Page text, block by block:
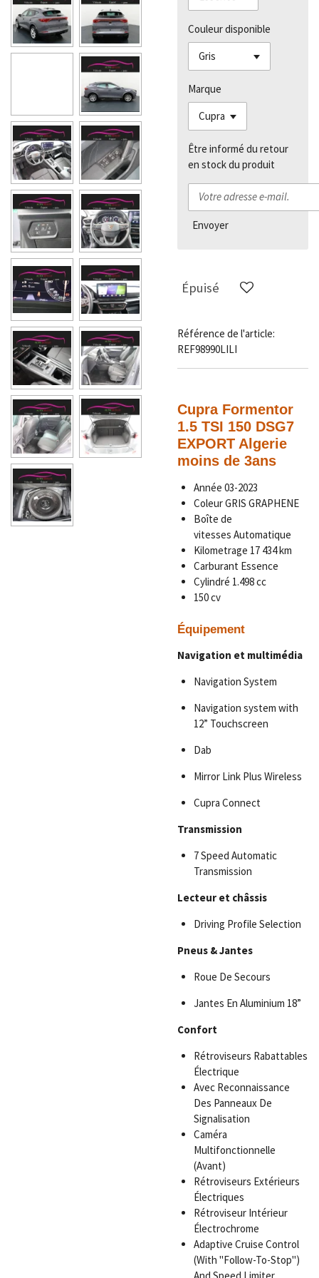
Couleur disponible
Marque
Être informé du retour
en stock du produit
Envoyer
Épuisé
Référence de l'article:
REF98990LILI
Cupra Formentor
1.5 TSI 150 DSG7
EXPORT Algerie
moins de 3ans
Année 03-2023
Coleur GRIS GRAPHENE
Boîte de
vitesses Automatique
Kilometrage 17 434 km
Carburant Essence
Cylindré 1.498 cc
150 cv
Équipement
Navigation et multimédia
Navigation System
Navigation system with
12” Touchscreen
Dab
Mirror Link Plus Wireless
Cupra Connect
Transmission
7 Speed Automatic
Transmission
Lecteur et châssis
Driving Profile Selection
Pneus & Jantes
Roue De Secours
Jantes En Aluminium 18”
Confort
Rétroviseurs Rabattables
Électrique
Avec Reconnaissance
Des Panneaux De
Signalisation
Caméra
Multifonctionnelle
(Avant)
Rétroviseurs Extérieurs
Électriques
Rétroviseur Intérieur
Électrochrome
Adaptive Cruise Control
(With "Follow-To-Stop")
And Speed Limiter